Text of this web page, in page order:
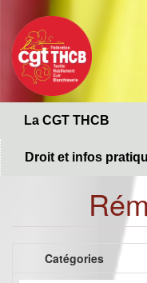
contenu
principal
La CGT THCB
Droit et infos
Catégories